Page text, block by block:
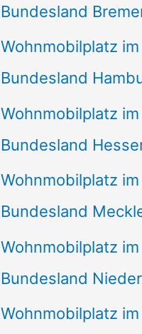
Bundesland
Wohnmobilplatz im
Bundesland
Wohnmobilplatz im
Bundesland
Wohnmobilplatz im
Bundesland
Wohnmobilplatz im
Bundesland
Wohnmobilplatz im